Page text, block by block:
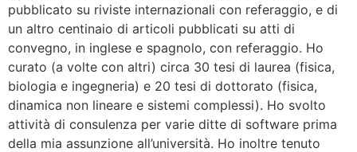
pubblicato su riviste internazionali con referaggio, e di
un altro centinaio di articoli pubblicati su atti di
convegno, in inglese e spagnolo, con referaggio. Ho
curato (a volte con altri) circa 30 tesi di laurea (fisica,
biologia e ingegneria) e 20 tesi di dottorato (fisica,
dinamica non lineare e sistemi complessi). Ho svolto
attività di consulenza per varie ditte di software prima
della mia assunzione all’università. Ho inoltre tenuto